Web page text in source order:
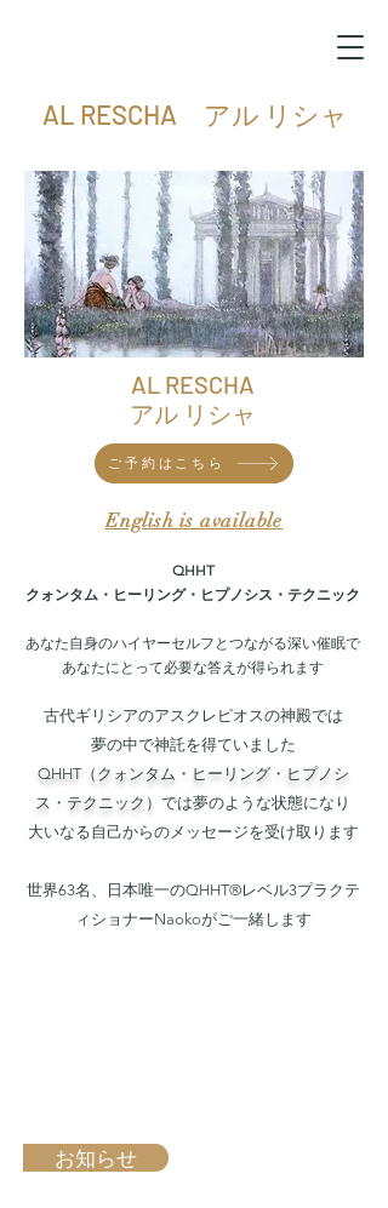
AL RESCHA アル リシャ
AL RESCHA
アル リシャ
ご予約はこちら
English is available
QHHT
クォンタム・ヒーリング・ヒプノシス・テクニック
あなた自身のハイヤーセルフとつながる深い催眠で
あなたにとって必要な答えが得られます
古代ギリシアのアスクレピオスの神殿では
夢の中で神託を得ていました
QHHT（クォンタム・ヒーリング・ヒプノシ
ス・テクニック） では夢のような状態になり
大いなる自己からのメッセージを受け取ります
世界63名、日本唯一のQHHT®レベル3プラクテ
ィショナーNaokoがご一緒します
お知らせ